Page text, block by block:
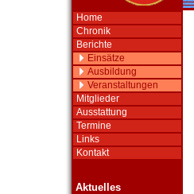
Home
Chronik
Berichte
Einsätze
Ausbildung
Veranstaltungen
Mitglieder
Ausstattung
Termine
Links
Kontakt
Aktuelles